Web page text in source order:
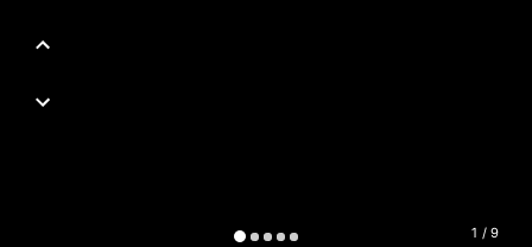
1 / 9